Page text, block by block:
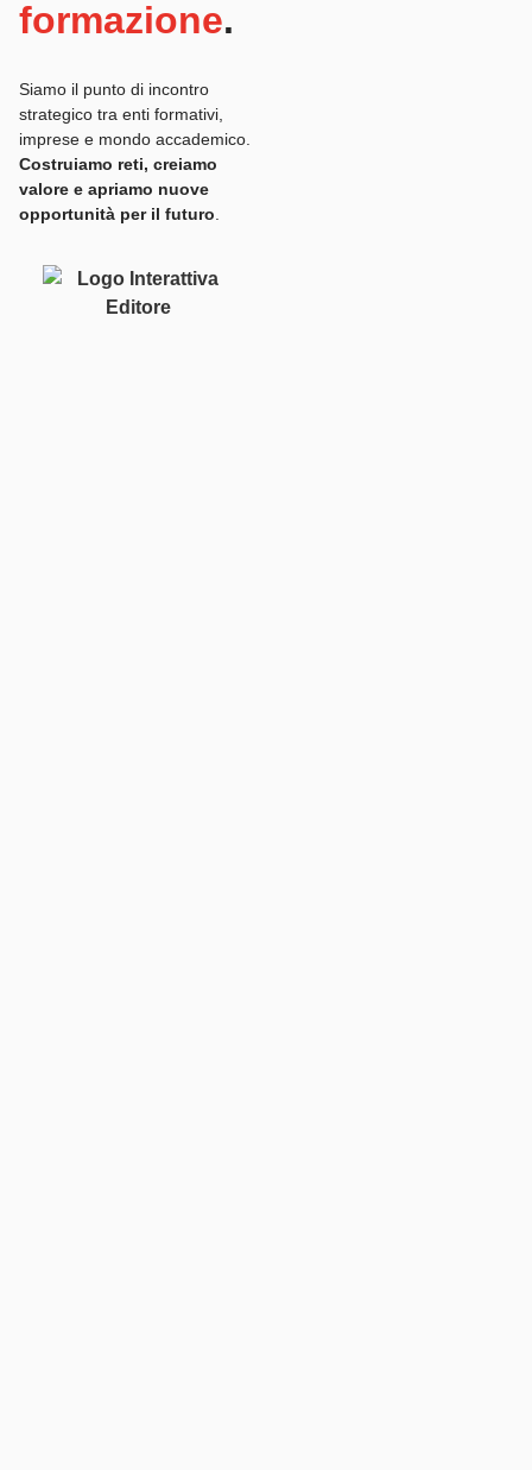
formazione.
Siamo il punto di incontro
strategico tra enti formativi,
imprese e mondo accademico.
Costruiamo reti, creiamo
valore e apriamo nuove
opportunità per il futuro